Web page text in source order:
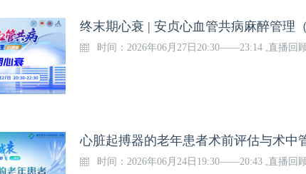
终末期心衰 | 安贞心血管共病麻醉管理（
时间：2026年06月27日20:30——23:14 ,直播回
时间：2026年06月24日19:30——20:43 ,直播回